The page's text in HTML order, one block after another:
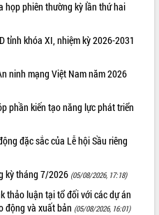
họp phiên thường kỳ lần thứ hai
tỉnh khóa XI, nhiệm kỳ 2026-2031
ninh mạng Việt Nam năm 2026
phần kiến tạo năng lực phát triển
đặc sắc của Lễ hội Sầu riêng
kỳ tháng 7/2026 (05/08/2026, 17:18)
thảo luận tại tổ đối với các dự án
động và xuất bản (05/08/2026, 16:01)